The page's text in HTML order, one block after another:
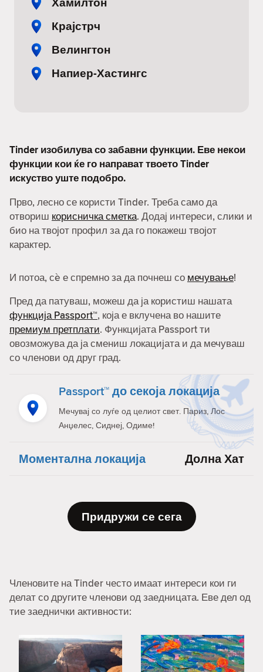
Крајстрч
Велингтон
Напиер-Хастингс
Tinder изобилува со забавни функции. Еве некои
функции кои ќе го направат твоето Tinder
искуство уште подобро.
Прво, лесно се користи Tinder. Треба само да
отвориш корисничка сметка. Додај интереси, слики и
био на твојот профил за да го покажеш твојот
карактер.
И потоа, сè е спремно за да почнеш со мечување!
Пред да патуваш, можеш да ја користиш нашата
функција Passport™, која е вклучена во нашите
премиум претплати. Функцијата Passport ти
овозможува да ја смениш локацијата и да мечуваш
со членови од друг град.
Passport™ до секоја локација
Мечувај со луѓе од целиот свет. Париз, Лос
Анџелес, Сиднеј, Одиме!
Моментална локација Долна Хат
Придружи се сега
Членовите на Tinder често имаат интереси кои ги
делат со другите членови од заедницата. Еве дел од
тие заеднички активности: